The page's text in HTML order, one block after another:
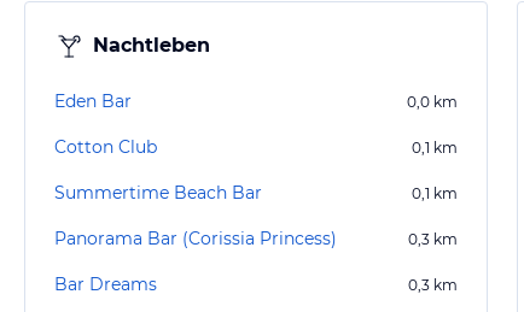
Nachtleben
Eden Bar 0,0 km
Cotton Club 0,1 km
Summertime Beach Bar 0,1 km
Panorama Bar (Corissia Princess) 0,3 km
Bar Dreams 0,3 km